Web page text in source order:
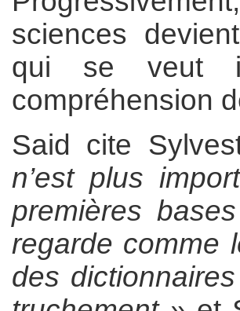
sciences
qui se veut
compréhension
Said cite
n’est plus
premières
regarde comme
des